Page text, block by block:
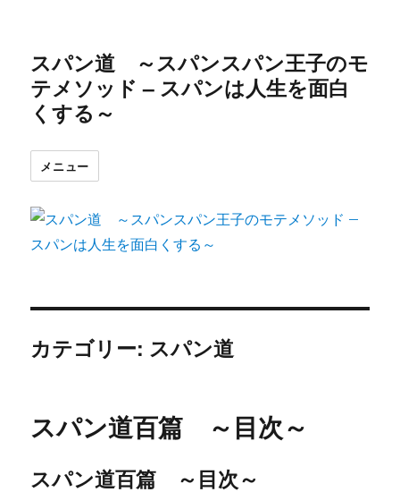
スパン道 ～スパンスパン王子のモ
テメソッド – スパンは人生を面白
くする～
メニュー
カテゴリー: スパン道
スパン道百篇 ～目次～
スパン道百篇 ～目次～